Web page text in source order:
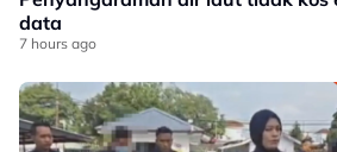
data
7 hours ago